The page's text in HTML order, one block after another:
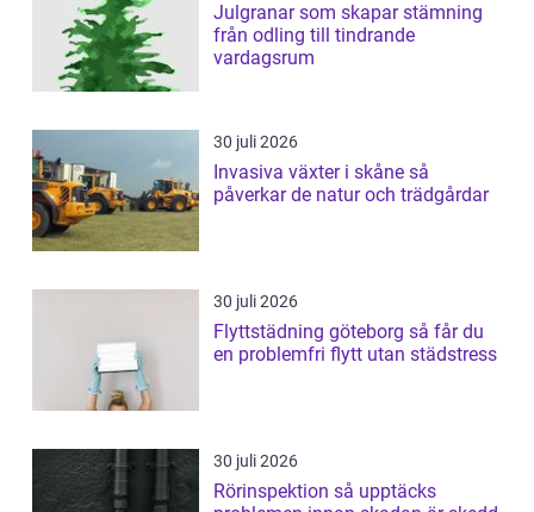
Julgranar som skapar stämning
från odling till tindrande
vardagsrum
30 juli 2026
Invasiva växter i skåne så
påverkar de natur och trädgårdar
30 juli 2026
Flyttstädning göteborg så får du
en problemfri flytt utan städstress
30 juli 2026
Rörinspektion så upptäcks